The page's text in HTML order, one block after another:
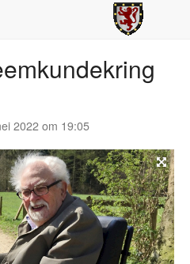
2022 om 19:05